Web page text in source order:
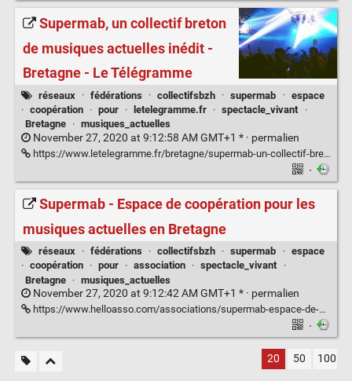
Supermab, un collectif breton
de musiques actuelles inédit -
Bretagne - Le Télégramme
réseaux · fédérations · collectifsbzh · supermab · espace
· coopération · pour · letelegramme.fr · spectacle_vivant
·
Bretagne
· musiques_actuelles
November 27, 2020 at 9:12:58 AM GMT+1 * · permalien
https://www.letelegramme.fr/bretagne/supermab-un-collectif-breton-de-musiques-actuelles-inedit-11-11-2020-12655003.php
·
Supermab - Espace de coopération pour les
musiques actuelles en Bretagne
réseaux · fédérations · collectifsbzh · supermab · espace
· coopération · pour · association · spectacle_vivant
·
Bretagne
· musiques_actuelles
November 27, 2020 at 9:12:42 AM GMT+1 * · permalien
https://www.helloasso.com/associations/supermab-espace-de-cooperation-pour-les-musiques-actuelles-en-bretagne
·
20 50 100